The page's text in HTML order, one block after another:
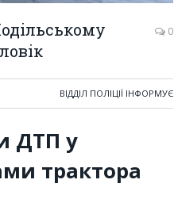
0
ВІДДІЛ ПОЛІЦІЇ ІНФОРМУЄ
ДТП у
трактора